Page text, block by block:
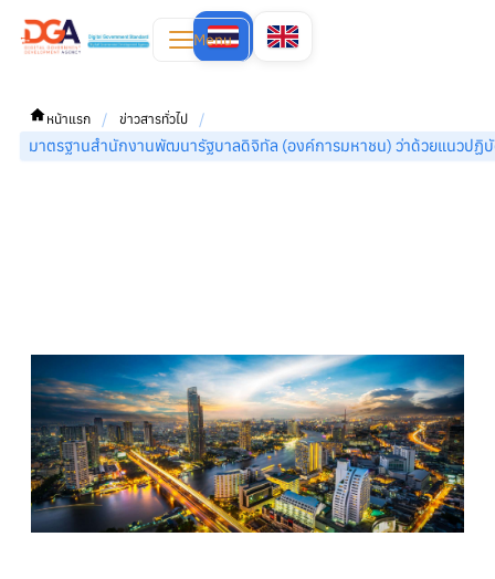
Menu
หน้าแรก / ข่าวสารทั่วไป
/
มาตรฐานสำนักงานพัฒนารัฐบาลดิจิทัล (องค์การมหาชน) ว่าด้วยแนวป